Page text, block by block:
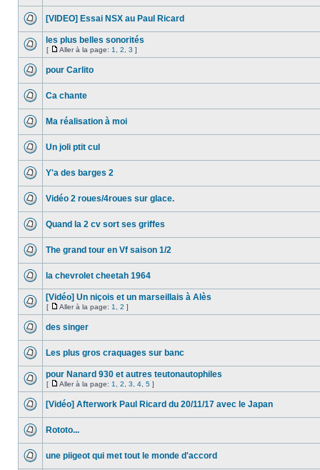
[VIDEO] Essai NSX au Paul Ricard
les plus belles sonorités
[ Aller à la page: 1 2 3 ]
pour Carlito
Ca chante
Ma réalisation à moi
Un joli ptit cul
Y'a des barges 2
Vidéo 2 roues/4roues sur glace.
Quand la 2 cv sort ses griffes
The grand tour en Vf saison 1/2
la chevrolet cheetah 1964
[Vidéo] Un niçois et un marseillais à Alès
[ Aller à la page: 1 2 ]
des singer
Les plus gros craquages sur banc
pour Nanard 930 et autres teutonautophiles
[ Aller à la page: 1 2 3 4 5 ]
[Vidéo] Afterwork Paul Ricard du 20/11/17 avec le Japan
Rototo...
une piigeot qui met tout le monde d'accord